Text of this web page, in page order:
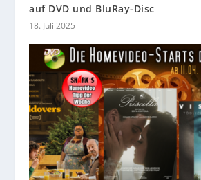
auf DVD und BluRay-Disc
18. Juli 2025